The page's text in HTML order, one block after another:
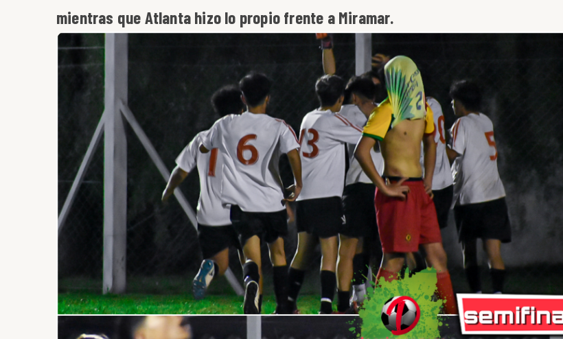
mientras que Atlanta hizo lo propio frente a Miramar.